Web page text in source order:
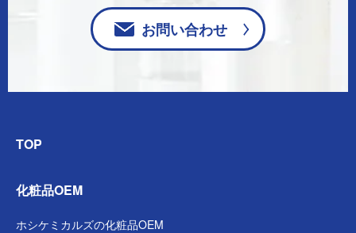
お問い合わせ
TOP
化粧品OEM
ホシケミカルズの化粧品OEM